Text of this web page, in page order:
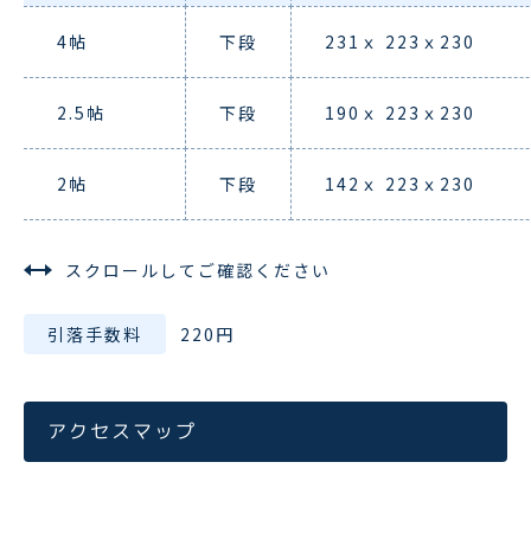
4帖 下段 231ｘ 223ｘ230
2.5帖 下段 190ｘ 223ｘ230
2帖 下段 142ｘ 223ｘ230
スクロールしてご確認ください
引落手数料 220円
アクセスマップ